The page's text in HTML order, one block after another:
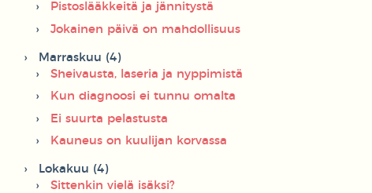
Pistoslääkkeitä ja jännitystä
Jokainen päivä on mahdollisuus
Marraskuu (4)
Sheivausta, laseria ja nyppimistä
Kun diagnoosi ei tunnu omalta
Ei suurta pelastusta
Kauneus on kuulijan korvassa
Lokakuu (4)
Sittenkin vielä isäksi?